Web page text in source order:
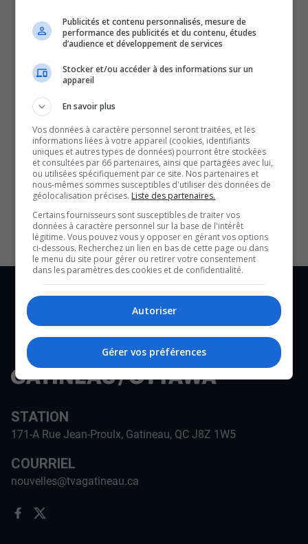
L’application TikTok est maintenant interdite pour
les fonctionnaires. Si ce n’est pas bon pour
eux, qu’en est-il pour le reste de la population?
Jacques Sauvé, consultant en cybersécurité, nous
éclaire sur le sujet.
SOUTENIR NOS MÉDIAS, C’EST PROTÉGER NOTRE
CULTURE ET NOTRE ÉCONOMIE
STATION
171-A Rue Jean-Proulx, Gatineau, QC J8Z 1W5
COURRIEL
nouvelles@tvagatineau.ca
Publicités et contenu personnalisés, mesure de
performance des publicités et du contenu, études
d’audience et développement de services
Stocker et/ou accéder à des informations sur un
appareil
En savoir plus
Vos données à caractère personnel seront traitées, et les
informations liées à votre appareil (cookies, identifiants
uniques et autres types de données) pourront être stockées
et consultées par 66 partenaires, ainsi que partagées avec lui,
ou utilisées spécifiquement par ce site. Nos partenaires et
nous-mêmes sommes susceptibles d'utiliser des données de
géolocalisation précises. Liste des partenaires.
Certains fournisseurs sont susceptibles de traiter vos
données à caractère personnel sur la base de l'intérêt
légitime. Vous pouvez vous y opposer en gérant vos options
ci-dessous. Recherchez un lien en bas de cette page ou dans
le menu du site pour gérer ou retirer votre consentement
dans les paramètres des cookies et de confidentialité.
Autoriser
Gérer vos préférences